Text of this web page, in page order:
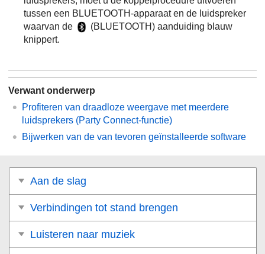
tussen een BLUETOOTH-apparaat en de luidspreker
waarvan de
(BLUETOOTH) aanduiding blauw
knippert.
Verwant onderwerp
Profiteren van draadloze weergave met meerdere
luidsprekers (Party Connect-functie)
Bijwerken van de van tevoren geïnstalleerde software
Aan de slag
Verbindingen tot stand brengen
Luisteren naar muziek